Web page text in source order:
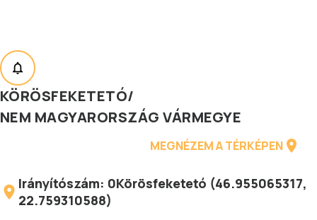
KÖRÖSFEKETETÓ/
NEM MAGYARORSZÁG VÁRMEGYE
MEGNÉZEM A TÉRKÉPEN
Irányítószám: 0Körösfeketetó (46.955065317,
22.759310588)